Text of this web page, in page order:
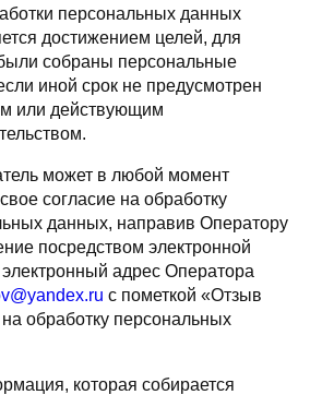
персональных данных
достижением целей, для
собраны персональные
иной срок не предусмотрен
или действующим
может в любой момент
согласие на обработку
данных, направив Оператору
посредством электронной
адрес Оператора
с пометкой «Отзыв
на обработку персональных
которая собирается